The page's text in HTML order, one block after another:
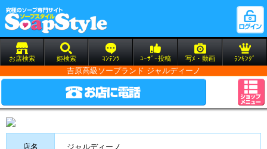
お店検索 姫検索 ｺﾝﾃﾝﾂ ﾕｰｻﾞｰ投稿 写ﾒ・動画 ﾗﾝｷﾝｸﾞ
吉原高級ソープランド ジャルディーノ
店名 ジャルディーノ